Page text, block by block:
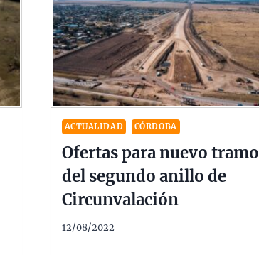
ACTUALIDAD CÓRDOBA
Ofertas para nuevo tramo
del segundo anillo de
Circunvalación
12/08/2022